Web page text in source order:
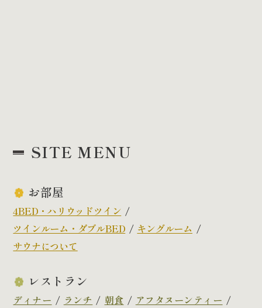
SITE MENU
お部屋
4BED・ハリウッドツイン
ツインルーム・ダブルBED
キングルーム
サウナについて
レストラン
ディナー ランチ 朝食
アフタヌーンティー